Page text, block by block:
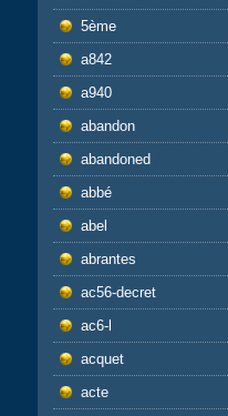
5ème
a842
a940
abandon
abandoned
abbé
abel
abrantes
ac56-decret
ac6-l
acquet
acte